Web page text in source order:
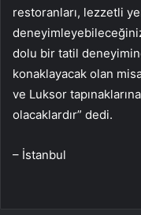
restoranları, lezzetli
dolu bir tatil
konaklayacak olan
ve Luksor
olacaklardır” dedi.
– İstanbul